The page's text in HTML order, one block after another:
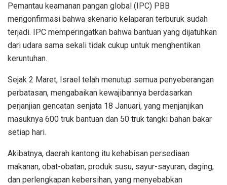
Pemantau keamanan pangan global (IPC) PBB
mengonfirmasi bahwa skenario kelaparan terburuk sudah
terjadi. IPC memperingatkan bahwa bantuan yang dijatuhkan
dari udara sama sekali tidak cukup untuk menghentikan
keruntuhan.
Sejak 2 Maret, Israel telah menutup semua penyeberangan
perbatasan, mengabaikan kewajibannya berdasarkan
perjanjian gencatan senjata 18 Januari, yang menjanjikan
masuknya 600 truk bantuan dan 50 truk tangki bahan bakar
setiap hari.
Akibatnya, daerah kantong itu kehabisan persediaan
makanan, obat-obatan, produk susu, sayur-sayuran, daging,
dan perlengkapan kebersihan, yang menyebabkan